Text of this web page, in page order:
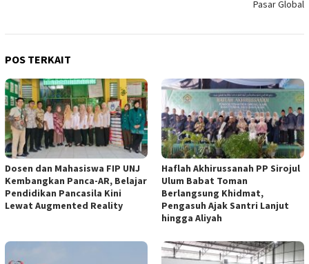
Pasar Global
POS TERKAIT
Dosen dan Mahasiswa FIP UNJ
Kembangkan Panca-AR, Belajar
Pendidikan Pancasila Kini
Lewat Augmented Reality
Haflah Akhirussanah PP Sirojul
Ulum Babat Toman
Berlangsung Khidmat,
Pengasuh Ajak Santri Lanjut
hingga Aliyah